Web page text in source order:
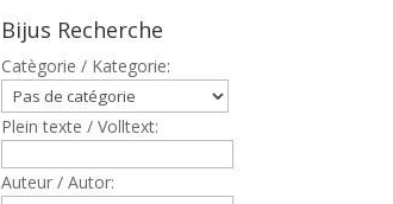
Bijus Recherche
Catègorie / Kategorie:
Plein texte / Volltext:
Auteur / Autor: